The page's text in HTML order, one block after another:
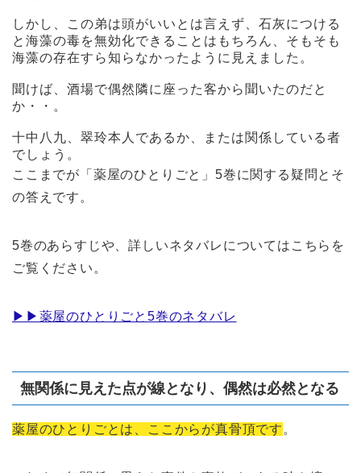
しかし、この弟は頭がいいとは言えず、石灰につける
と海藻の毒を無効化できることはもちろん、そもそも
海藻の存在すら知らなかったように見えました。
聞けば、酒場で偶然隣に座った客から聞いたのだと
か・・。
十中八九、翠玲本人であるか、または関係している者
でしょう。
ここまでが「薬屋のひとりごと」5巻に関する疑問とそ
の答えです。
5巻のあらすじや、詳しいネタバレについてはこちらを
ご覧ください。
▶︎▶︎薬屋のひとりごと5巻のネタバレ
無関係に見えた点が線となり、偶然は必然となる
薬屋のひとりごとは、ここからが真骨頂です 。